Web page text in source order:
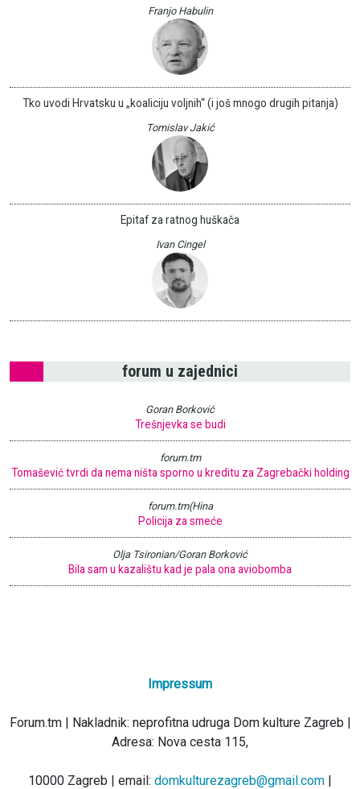
Franjo Habulin
Tko uvodi Hrvatsku u „koaliciju voljnih“ (i još mnogo drugih pitanja)
Tomislav Jakić
Epitaf za ratnog huškača
Ivan Cingel
forum u zajednici
Goran Borković
Trešnjevka se budi
forum.tm
Tomašević tvrdi da nema ništa sporno u kreditu za Zagrebački holding
forum.tm(Hina
Policija za smeće
Olja Tsironian/Goran Borković
Bila sam u kazalištu kad je pala ona aviobomba
Impressum
Forum.tm | Nakladnik: neprofitna udruga Dom kulture Zagreb |
Adresa: Nova cesta 115,
10000 Zagreb | email: domkulturezagreb@gmail.com |